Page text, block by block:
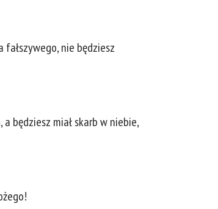
fałszywego, nie będziesz
będziesz miał skarb w niebie,